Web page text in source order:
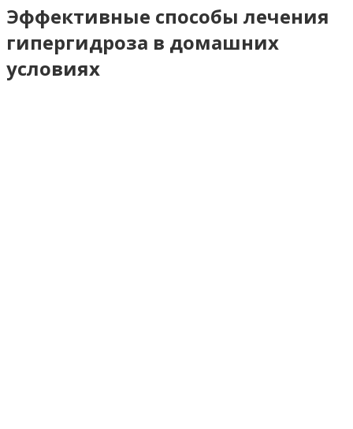
Эффективные способы лечения
гипергидроза в домашних
условиях